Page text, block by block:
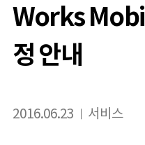
Works
정 안내
2016.06.23 서비스